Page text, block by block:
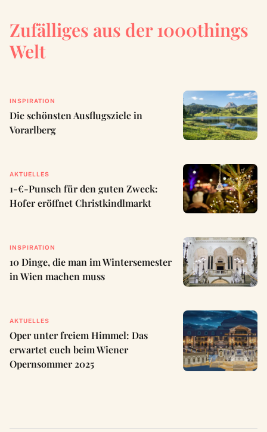
Zufälliges aus der 1000things
Welt
INSPIRATION
Die schönsten Ausflugsziele in
Vorarlberg
AKTUELLES
1-€-Punsch für den guten Zweck:
Hofer eröffnet Christkindlmarkt
INSPIRATION
10 Dinge, die man im Wintersemester
in Wien machen muss
AKTUELLES
Oper unter freiem Himmel: Das
erwartet euch beim Wiener
Opernsommer 2025